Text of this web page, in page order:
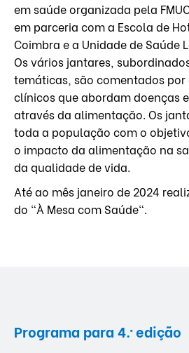
em saúde organizada pela
em parceria com a Escola de
Coimbra e a Unidade de Saúde
Os vários jantares,
temáticas, são comentados
clínicos que abordam doenças
através da alimentação. Os
toda a população com o
o impacto da alimentação na
da qualidade de vida.
Até ao mês janeiro de 2024
do "À Mesa com Saúde".
Programa para 4.ª edição